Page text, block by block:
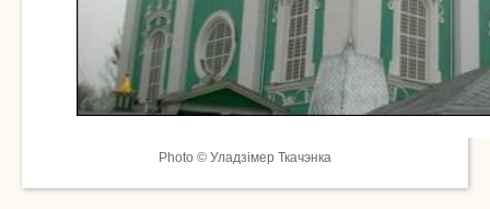
Photo © Уладзімер Ткачэнка